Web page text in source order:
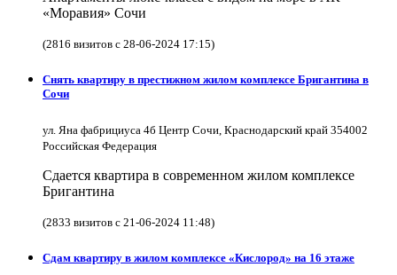
«Моравия» Сочи
(2816 визитов с 28-06-2024 17:15)
Снять квартиру в престижном жилом комплексе Бригантина в
Сочи
ул. Яна фабрициуса 4б Центр Сочи, Краснодарский край 354002
Российская Федерация
Сдается квартира в современном жилом комплексе
Бригантина
(2833 визитов с 21-06-2024 11:48)
Сдам квартиру в жилом комплексе «Кислород» на 16 этаже